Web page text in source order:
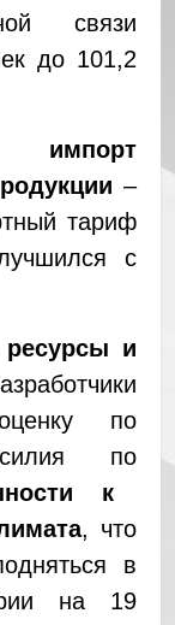
связи
до 101,2
–
тариф
с
и
по
по
к
, что
в
на 19